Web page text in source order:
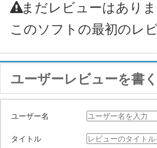
まだレビューはありま
このソフトの最初のレ
ユーザーレビューを書く
ユーザー名
タイトル